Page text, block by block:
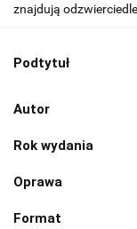
znajdują
Podtytuł
Autor
Rok wydania
Oprawa
Format